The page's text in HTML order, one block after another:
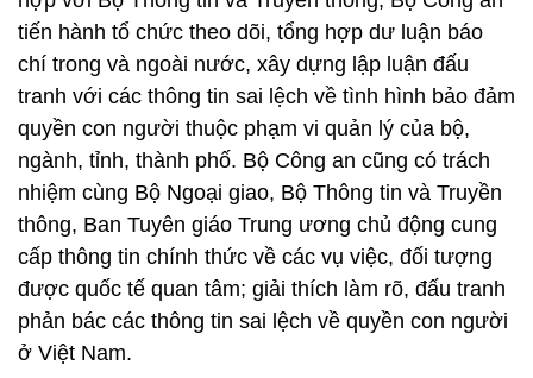
tiến hành tổ chức theo dõi, tổng hợp dư luận báo
chí trong và ngoài nước, xây dựng lập luận đấu
tranh với các thông tin sai lệch về tình hình bảo đảm
quyền con người thuộc phạm vi quản lý của bộ,
ngành, tỉnh, thành phố. Bộ Công an cũng có trách
nhiệm cùng Bộ Ngoại giao, Bộ Thông tin và Truyền
thông, Ban Tuyên giáo Trung ương chủ động cung
cấp thông tin chính thức về các vụ việc, đối tượng
được quốc tế quan tâm; giải thích làm rõ, đấu tranh
phản bác các thông tin sai lệch về quyền con người
ở Việt Nam.